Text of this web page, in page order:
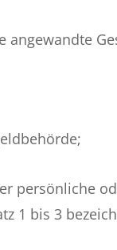
angewandte
persönliche
1 bis 3